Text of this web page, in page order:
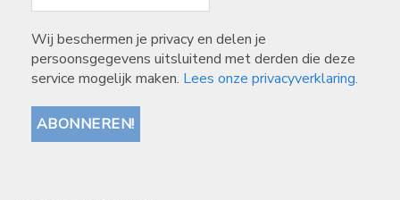
Wij beschermen je privacy en delen je
persoonsgegevens uitsluitend met derden die deze
service mogelijk maken. Lees onze privacyverklaring.